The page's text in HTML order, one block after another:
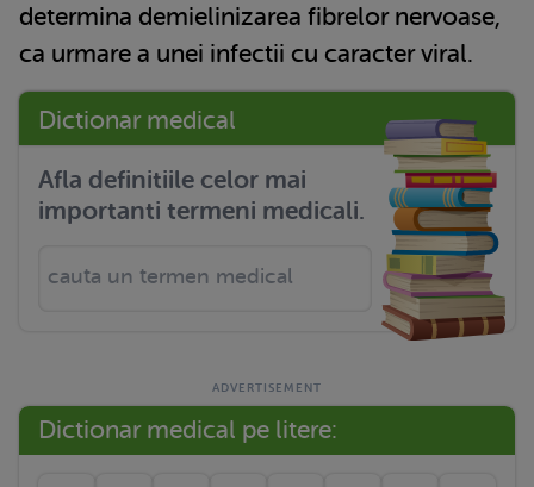
determina demielinizarea fibrelor nervoase,
ca urmare a unei infectii cu caracter viral.
Dictionar medical
Afla definitiile celor mai
importanti termeni medicali.
Dictionar medical pe litere: